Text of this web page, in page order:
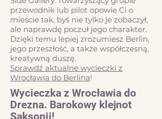
przewodnik lub pilot opowie Ci o
mieście tak, byś nie tylko je zobaczył,
ale naprawdę poczuł jego charakter.
Dzięki temu lepiej zrozumiesz Berlin,
jego przeszłość, a także współczesną,
kreatywną duszę.
Sprawdź aktualne wycieczki z
Wrocławia do Berlina!
Wycieczka z Wrocławia do
Drezna. Barokowy klejnot
Saksonii!